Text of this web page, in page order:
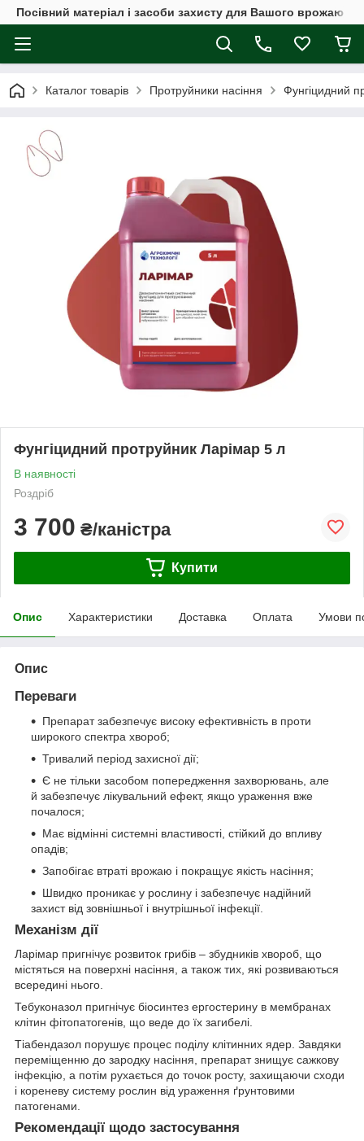
Посівний матеріал і засоби захисту для Вашого врожаю
Каталог товарів Протруйники насіння Фунгіцидний
Фунгіцидний протруйник Ларімар 5 л
В наявності
Роздріб
3 700 ₴/каністра
Купити
Опис Характеристики Доставка Оплата Умови
Опис
Переваги
Препарат забезпечує високу ефективність в проти
широкого спектра хвороб;
Тривалий період захисної дії;
Є не тільки засобом попередження захворювань, але
й забезпечує лікувальний ефект, якщо ураження вже
почалося;
Має відмінні системні властивості, стійкий до впливу
опадів;
Запобігає втраті врожаю і покращує якість насіння;
Швидко проникає у рослину і забезпечує надійний
захист від зовнішньої і внутрішньої інфекції.
Механізм дії
Ларімар пригнічує розвиток грибів – збудників хвороб, що
містяться на поверхні насіння, а також тих, які розвиваються
всередині нього.
Тебуконазол пригнічує біосинтез ергостерину в мембранах
клітин фітопатогенів, що веде до їх загибелі.
Тіабендазол порушує процес поділу клітинних ядер. Завдяки
переміщенню до зародку насіння, препарат знищує сажкову
інфекцію, а потім рухається до точок росту, захищаючи сходи
і кореневу систему рослин від ураження ґрунтовими
патогенами.
Рекомендації щодо застосування